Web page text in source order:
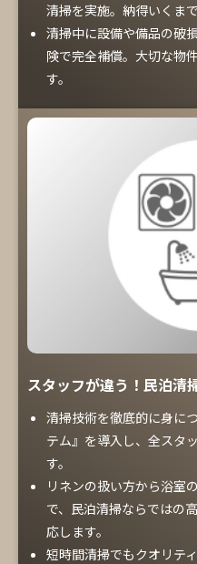
清掃を実施。納得いくま
清掃中に設備や備品の破
険で完全補償。大切な物
す。
スタッフが違う！民泊清
清掃技術を徹底的に身に
テム』を導入し、全スタ
す。
リネンの扱い方から浴室
で、民泊清掃ならではの
応します。
短時間清掃でもクオリテ